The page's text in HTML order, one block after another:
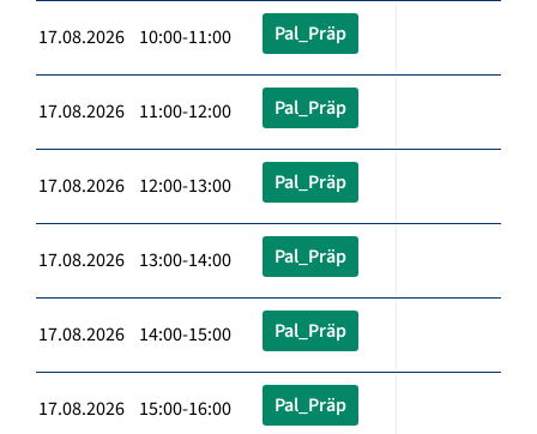
17.08.2026 10:00-11:00 Pal_Präp
17.08.2026 11:00-12:00 Pal_Präp
17.08.2026 12:00-13:00 Pal_Präp
17.08.2026 13:00-14:00 Pal_Präp
17.08.2026 14:00-15:00 Pal_Präp
17.08.2026 15:00-16:00 Pal_Präp